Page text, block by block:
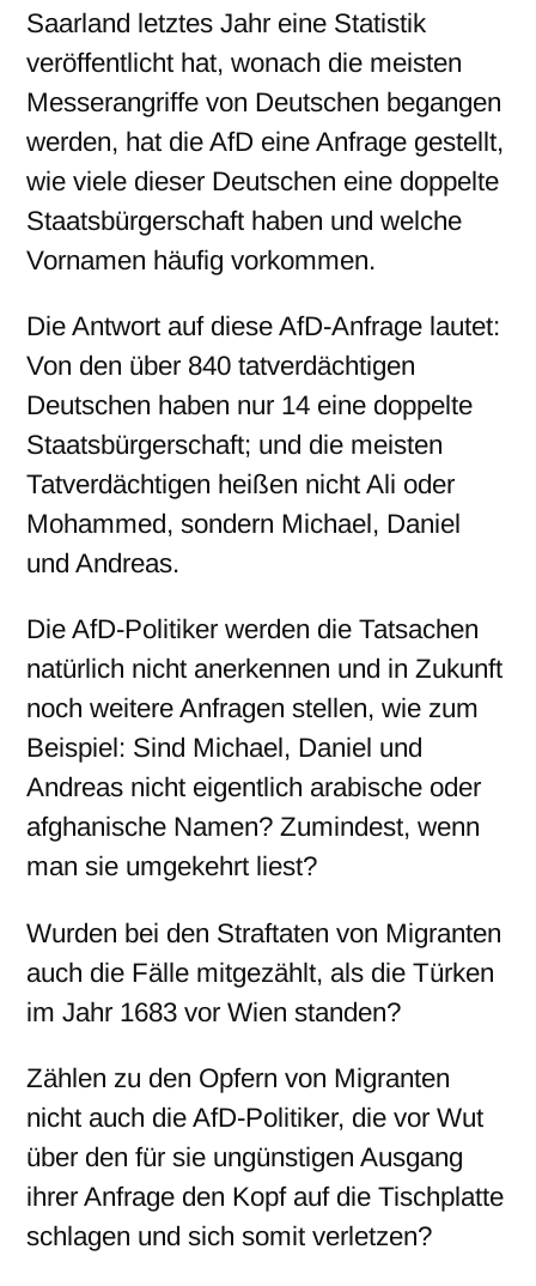
Saarland letztes Jahr eine Statistik
veröffentlicht hat, wonach die meisten
Messerangriffe von Deutschen begangen
werden, hat die AfD eine Anfrage gestellt,
wie viele dieser Deutschen eine doppelte
Staatsbürgerschaft haben und welche
Vornamen häufig vorkommen.
Die Antwort auf diese AfD-Anfrage lautet:
Von den über 840 tatverdächtigen
Deutschen haben nur 14 eine doppelte
Staatsbürgerschaft; und die meisten
Tatverdächtigen heißen nicht Ali oder
Mohammed, sondern Michael, Daniel
und Andreas.
Die AfD-Politiker werden die Tatsachen
natürlich nicht anerkennen und in Zukunft
noch weitere Anfragen stellen, wie zum
Beispiel: Sind Michael, Daniel und
Andreas nicht eigentlich arabische oder
afghanische Namen? Zumindest, wenn
man sie umgekehrt liest?
Wurden bei den Straftaten von Migranten
auch die Fälle mitgezählt, als die Türken
im Jahr 1683 vor Wien standen?
Zählen zu den Opfern von Migranten
nicht auch die AfD-Politiker, die vor Wut
über den für sie ungünstigen Ausgang
ihrer Anfrage den Kopf auf die Tischplatte
schlagen und sich somit verletzen?